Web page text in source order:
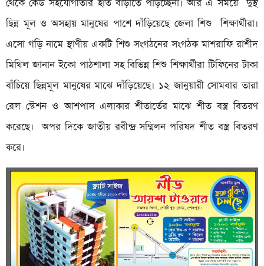
থেকে কেউ সহযোগীতার হাত বাড়াতে পাড়চ্ছেনা। আর এ সময়ে দুস্থ
ছিন্ন মূল ও অসহায় মানুষের পাশে দাঁড়িয়েছে জেলা শিশু শিক্ষার্থীরা।
এসো গড়ি নামে স্থাণীয় একটি শিশু সংগঠনের সংগঠক মাশরাফি রাশীদ
মিথিল জানান ইকো পাঠশালা সহ বিভিন্ন শিশু শিক্ষার্থীরা টিফিনের টাকা
বাঁচিয়ে ছিন্নমূল মানুষের মাঝে দাঁড়িয়েছে। ১২ জানুয়ারী সোমবার তারা
রেল স্টেশন ও আশপাস এলাকার শীতার্তের মাঝে শীত বস্ত্র বিতরণ
করেছে। অপর দিকে জাতীয় রবীন্দ্র সম্মিলন পরিষদ শীত বস্ত্র বিতরণ
করে।